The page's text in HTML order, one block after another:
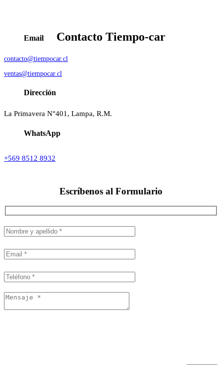
Contacto Tiempo-car
Email
contacto@tiempocar.cl
ventas@tiempocar.cl
Dirección
La Primavera N°401, Lampa, R.M.
WhatsApp
+569 8512 8932
Escríbenos al Formulario